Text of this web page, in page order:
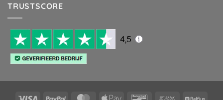
TRUSTSCORE
Visa PayPal MasterCard
Apple BancontactBank